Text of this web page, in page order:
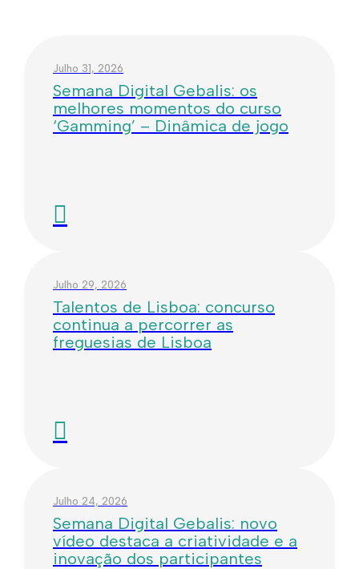
Julho 31, 2026
Semana Digital Gebalis: os
melhores momentos do curso
‘Gamming’ – Dinâmica de jogo
Julho 29, 2026
Talentos de Lisboa: concurso
continua a percorrer as
freguesias de Lisboa
Julho 24, 2026
Semana Digital Gebalis: novo
vídeo destaca a criatividade e a
inovação dos participantes